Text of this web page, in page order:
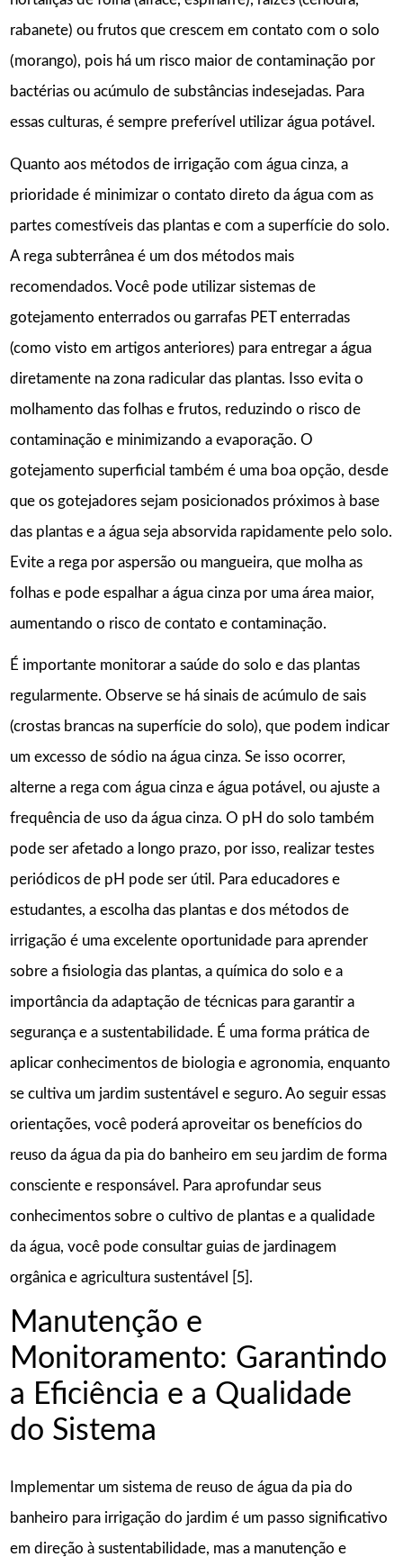
rabanete) ou frutos que crescem em contato com o solo
(morango), pois há um risco maior de contaminação por
bactérias ou acúmulo de substâncias indesejadas. Para
essas culturas, é sempre preferível utilizar água potável.
Quanto aos métodos de irrigação com água cinza, a
prioridade é minimizar o contato direto da água com as
partes comestíveis das plantas e com a superfície do solo.
A rega subterrânea é um dos métodos mais
recomendados. Você pode utilizar sistemas de
gotejamento enterrados ou garrafas PET enterradas
(como visto em artigos anteriores) para entregar a água
diretamente na zona radicular das plantas. Isso evita o
molhamento das folhas e frutos, reduzindo o risco de
contaminação e minimizando a evaporação. O
gotejamento superficial também é uma boa opção, desde
que os gotejadores sejam posicionados próximos à base
das plantas e a água seja absorvida rapidamente pelo solo.
Evite a rega por aspersão ou mangueira, que molha as
folhas e pode espalhar a água cinza por uma área maior,
aumentando o risco de contato e contaminação.
É importante monitorar a saúde do solo e das plantas
regularmente. Observe se há sinais de acúmulo de sais
(crostas brancas na superfície do solo), que podem indicar
um excesso de sódio na água cinza. Se isso ocorrer,
alterne a rega com água cinza e água potável, ou ajuste a
frequência de uso da água cinza. O pH do solo também
pode ser afetado a longo prazo, por isso, realizar testes
periódicos de pH pode ser útil. Para educadores e
estudantes, a escolha das plantas e dos métodos de
irrigação é uma excelente oportunidade para aprender
sobre a fisiologia das plantas, a química do solo e a
importância da adaptação de técnicas para garantir a
segurança e a sustentabilidade. É uma forma prática de
aplicar conhecimentos de biologia e agronomia, enquanto
se cultiva um jardim sustentável e seguro. Ao seguir essas
orientações, você poderá aproveitar os benefícios do
reuso da água da pia do banheiro em seu jardim de forma
consciente e responsável. Para aprofundar seus
conhecimentos sobre o cultivo de plantas e a qualidade
da água, você pode consultar guias de jardinagem
orgânica e agricultura sustentável [5].
Manutenção e
Monitoramento: Garantindo
a Eficiência e a Qualidade
do Sistema
Implementar um sistema de reuso de água da pia do
banheiro para irrigação do jardim é um passo significativo
em direção à sustentabilidade, mas a manutenção e